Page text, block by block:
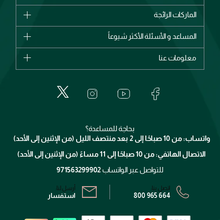
الأكثر مبيعاً
اشترِ بطاقة هدية
الماركات الرائجة
بربري
إيف سان لوران
المساعد و الأسئلة الأكثر شيوعاً
الإرجاع
معلومات عنا
برنامج الولاء ميوز
الشروط و الأحكام
سياسة الخصوصية
بحاجة للمساعدة؟
واتساب: من 10 صباحًا إلى 2 بعد منتصف الليل (من الإثنين إلى الأحد)
الاتصال الهاتفي: من 10 صباحًا إلى 11 مساءً (من الإثنين إلى الأحد)
للتواصل عبر الواتساب 971563299902
اتصل بنا:
800 965 664
أرسل لنا:
استفسار